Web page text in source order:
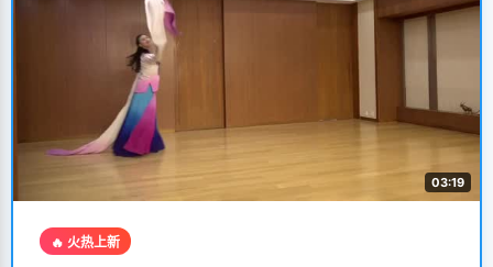
03:19
🔥 火热上新